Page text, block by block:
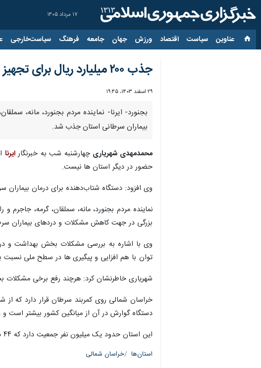
۱۷ مرداد ۱۴۰۵
عناوین‌ سیاست اقتصاد ورزش جهان جامعه فرهنگ سیاست‌خارجی
جذب ۲۰۰ میلیارد ریال برای تجهیز مرکز درمان بیماران سرطانی خراسان‌شمالی
۲۹ اسفند ۱۴۰۳، ۱۹:۴۵
بیماران سرطانی استان جذب شد.
محمدمهدی شهریاری چهارشنبه شب به خبرنگارایرنا
حضور در دیگر استان ها نیست.
وی افزود: دستگاه شتاب‌دهنده برای درمان بیماران
بزرگی در جهت کاهش مشکلات و دردهای بیماران
وی با اشاره به بررسی مشکلات بخش بهداشت و
توان با هم افزایی و پیگیری ها در سطح ملی نسبت
شهریاری خاطرنشان کرد: هرچند رفع برخی مشکلات
خراسان شمالی روی کمربند سرطان قرار دارد که
دستگاه گوارش در آن از میانگین کشور بیشتر است و
این استان حدود یک میلیون نفر جمعیت دارد که ۴۴ درصد آنان در نواحی روستایی سکونت دارند.
استان‌ها خراسان شمالی